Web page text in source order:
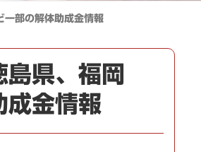
一部の解体助成金情報
県、福岡
成金情報